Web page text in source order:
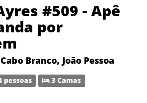
#509 - Apê
por
Branco, João Pessoa
pessoas
3 Camas